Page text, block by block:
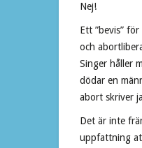
Nej!
Ett ”bevis”
och
Singer håller
dödar en
abort skriver
Det är inte
uppfattning